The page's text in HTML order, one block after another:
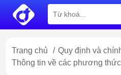
Trang chủ / Quy định và
Thông tin về các phương